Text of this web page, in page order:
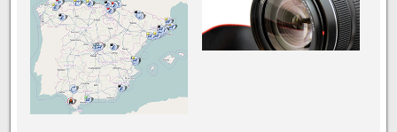
NÚMERO ACTUALHEMEROTECA